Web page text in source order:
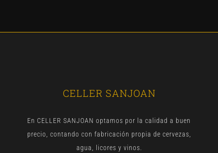
CELLER SANJOAN
En CELLER SANJOAN optamos por la calidad a buen
precio, contando con fabricación propia de cervezas,
agua, licores y vinos.